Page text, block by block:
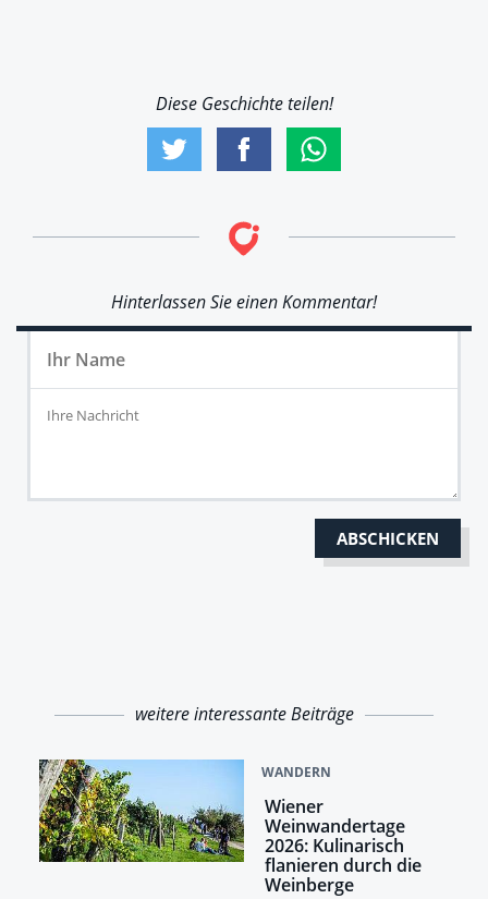
Diese Geschichte teilen!
Hinterlassen Sie einen Kommentar!
weitere interessante Beiträge
WANDERN
Wiener
Weinwandertage
2026: Kulinarisch
flanieren durch die
Weinberge